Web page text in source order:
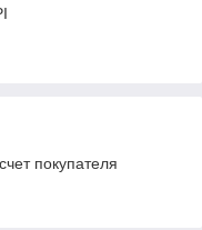
покупателя